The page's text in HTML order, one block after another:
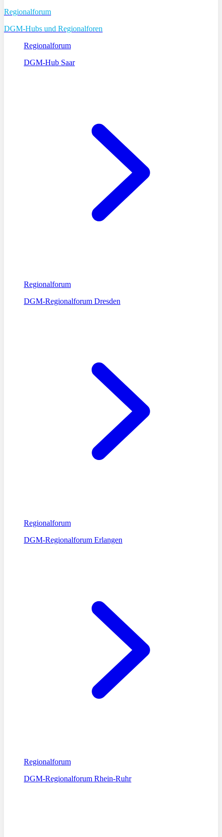
Regionalforum
DGM-Hubs und Regionalforen
Regionalforum
DGM-Hub Saar
Regionalforum
DGM-Regionalforum Dresden
Regionalforum
DGM-Regionalforum Erlangen
Regionalforum
DGM-Regionalforum Rhein-Ruhr